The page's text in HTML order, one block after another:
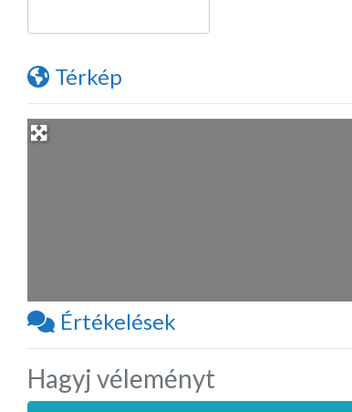
Térkép
Értékelések
Hagyj véleményt